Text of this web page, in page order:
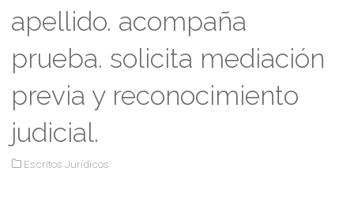
apellido. acompaña
prueba. solicita mediación
previa y reconocimiento
judicial.
Escritos Jurídicos